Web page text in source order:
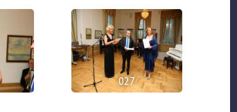
027